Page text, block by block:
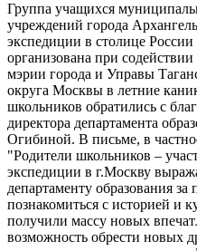
Группа учащихся
учреждений города
экспедиции в столице
организована при
мэрии города и Управы
округа Москвы в летние
школьников обратились с
директора департамента
Огибиной. В письме, в
"Родители школьников –
экспедиции в г.Москву
департаменту образования
познакомиться с историей и
получили массу новых
возможность обрести новых